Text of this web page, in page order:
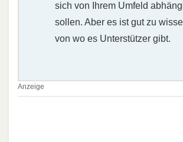
sich von Ihrem Umfeld
sollen. Aber es ist gut zu
von wo es Unterstützer gibt.
Anzeige